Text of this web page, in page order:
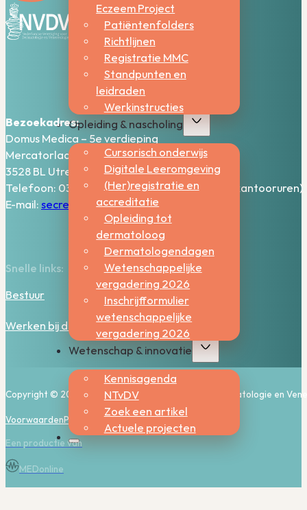
Eczeem Project
Patiëntenfolders
Richtlijnen
Registratie MMC
Standpunten en
leidraden
Werkinstructies
Opleiding & nascholing
Cursorisch onderwijs
Digitale Leeromgeving
(Her)registratie en
accreditatie
Opleiding tot
dermatoloog
Dermatologendagen
Wetenschappelijke
vergadering 2026
Inschrijfformulier
wetenschappelijke
vergadering 2026
Wetenschap & innovatie
Kennisagenda
NTvDV
Zoek een artikel
Actuele projecten
Bezoekadres:
Domus Medica – 5e verdieping
Mercatorlaan 1200
3528 BL Utrecht
Telefoon: 030-2006800 (bereikbaar tijdens kantooruren)
E-mail: secretariaat@nvdv.nl
Snelle links:
Bestuur
Werken bij de NVDV
Copyright © 2026, Nederlandse Vereniging voor Dermatologie en
VoorwaardenPrivacy Cookies
Een productie van
MEDonline